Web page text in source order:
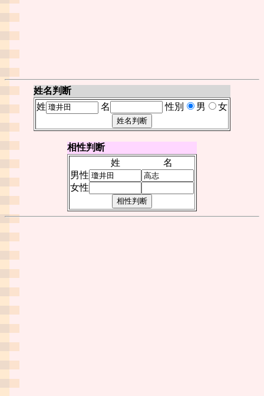
姓名判断
姓
名 性別 男 女
相性判断
姓
名
男性
女性